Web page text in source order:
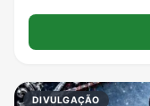
DIVULGAÇÃO